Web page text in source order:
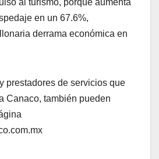
al turismo, porque aumenta
en un 67.6%,
derrama económica en
prestadores de servicios que
Canaco, también pueden